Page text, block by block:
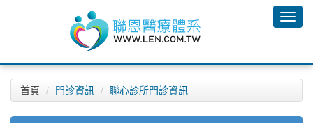
首頁 門診資訊 聯心診所門診資訊